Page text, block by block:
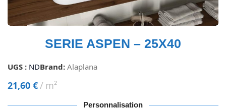
SERIE ASPEN – 25X40
UGS : NDBrand: Alaplana
21,60 € m²
Personnalisation